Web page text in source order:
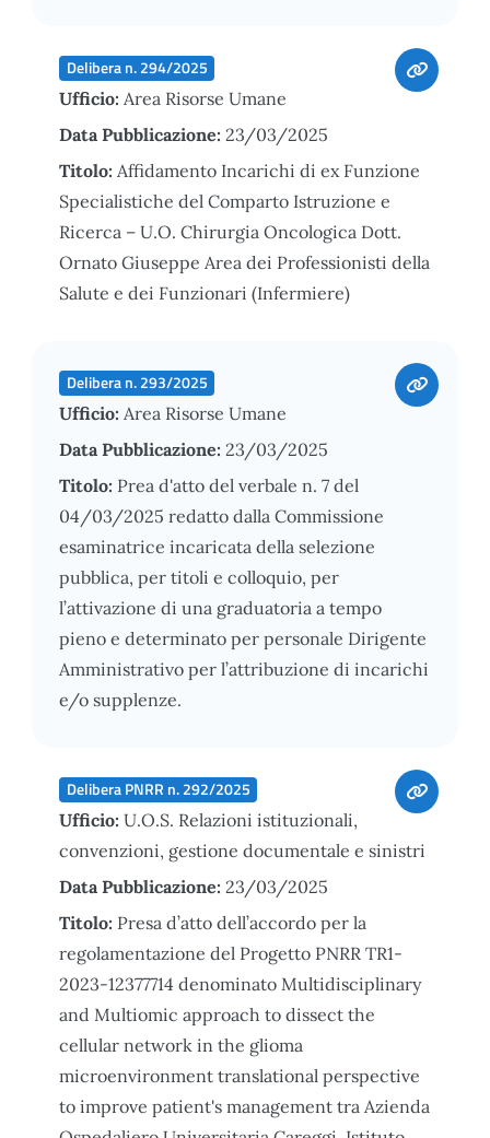
Delibera n. 294/2025
Ufficio: Area Risorse Umane
Data Pubblicazione: 23/03/2025
Titolo: Affidamento Incarichi di ex Funzione
Specialistiche del Comparto Istruzione e
Ricerca – U.O. Chirurgia Oncologica Dott.
Ornato Giuseppe Area dei Professionisti della
Salute e dei Funzionari (Infermiere)
Delibera n. 293/2025
Ufficio: Area Risorse Umane
Data Pubblicazione: 23/03/2025
Titolo: Prea d'atto del verbale n. 7 del
04/03/2025 redatto dalla Commissione
esaminatrice incaricata della selezione
pubblica, per titoli e colloquio, per
l’attivazione di una graduatoria a tempo
pieno e determinato per personale Dirigente
Amministrativo per l’attribuzione di incarichi
e/o supplenze.
Delibera PNRR n. 292/2025
Ufficio: U.O.S. Relazioni istituzionali,
convenzioni, gestione documentale e sinistri
Data Pubblicazione: 23/03/2025
Titolo: Presa d’atto dell’accordo per la
regolamentazione del Progetto PNRR TR1-
2023-12377714 denominato Multidisciplinary
and Multiomic approach to dissect the
cellular network in the glioma
microenvironment translational perspective
to improve patient's management tra Azienda